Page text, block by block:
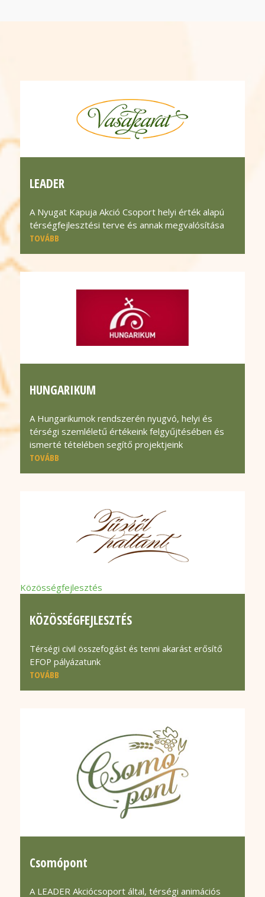
LEADER
A Nyugat Kapuja Akció Csoport helyi érték alapú
térségfejlesztési terve és annak megvalósítása
TOVÁBB
HUNGARIKUM
A Hungarikumok rendszerén nyugvó, helyi és
térségi szemléletű értékeink felgyűjtésében és
ismerté tételében segítő projektjeink
TOVÁBB
Közösségfejlesztés
KÖZÖSSÉGFEJLESZTÉS
Térségi civil összefogást és tenni akarást erősítő
EFOP pályázatunk
TOVÁBB
Csomópont
A LEADER Akciócsoport által, térségi animációs